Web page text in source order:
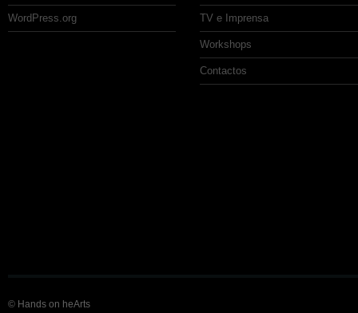
WordPress.org TV e Imprensa
Workshops
Contactos
© Hands on heArts